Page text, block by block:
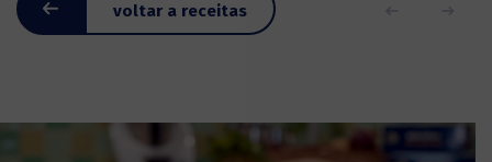
voltar a receitas